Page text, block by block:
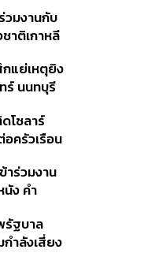
ต.ค.
วมงานกับ
ติเกาหลี
แย่เหตุยิง
ร์ นนทบุรี
นุญาตพก
ปืน
โซลาร์
ครัวเรือน
ต่ำ เร่ง
ยใน 1
าร่วมงาน
นัง คำ
ฐบาล
กำลังเสี่ยง